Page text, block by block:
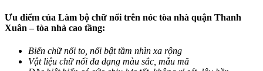
Ưu điểm của Làm bộ chữ nổi trên nóc tòa nhà quận Thanh
Xuân –tòa nhà cao tầng:
Biển chữ nổi to, nổi bật tầm nhìn xa rộng
Vật liệu chữ nổi đa dạng màu sắc, mẫu mã